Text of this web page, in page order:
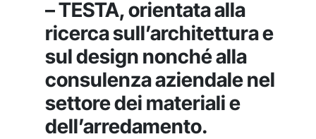
– TESTA, orientata alla
ricerca sull’architettura e
sul design nonché alla
consulenza aziendale nel
settore dei materiali e
dell’arredamento.